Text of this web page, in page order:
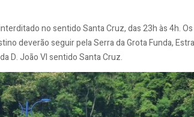
no sentido Santa Cruz, das 23h às 4h.
deverão seguir pela Serra da Grota Funda,
D. João VI sentido Santa Cruz.